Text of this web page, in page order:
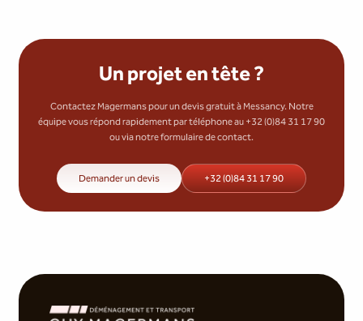
Un projet en tête ?
Contactez Magermans pour un devis gratuit à Messancy. Notre
équipe vous répond rapidement par téléphone au +32 (0)84 31 17 90
ou via notre formulaire de contact.
Demander un devis +32 (0)84 31 17 90